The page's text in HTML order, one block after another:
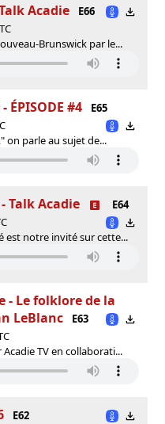
Acadie
E66
Brunswick par le...
- ÉPISODE #4
E65
on parle au sujet de...
Talk Acadie
E64
est notre invité sur cette...
- Le folklore de la
LeBlanc
E63
TV en collaborati...
E62